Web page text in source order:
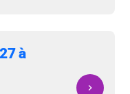
à
navigate_next